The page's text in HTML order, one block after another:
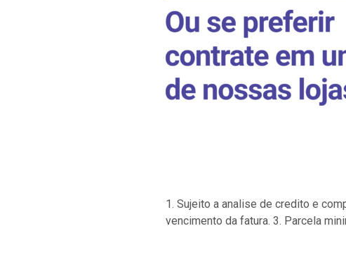
1. Sujeito a analise de credito e
vencimento da fatura. 3. Parcela